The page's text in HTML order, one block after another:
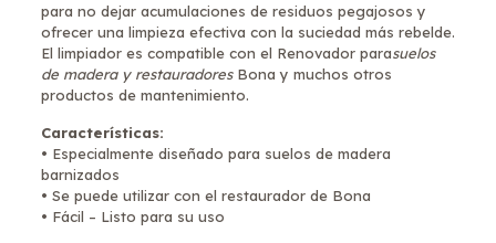
para no dejar acumulaciones de residuos pegajosos y
ofrecer una limpieza efectiva con la suciedad más rebelde.
El limpiador es compatible con el Renovador parasuelos
de madera y restauradoresBona y muchos otros
productos de mantenimiento.
Características:
• Especialmente diseñado para suelos de madera
barnizados
• Se puede utilizar con el restaurador de Bona
• Fácil – Listo para su uso